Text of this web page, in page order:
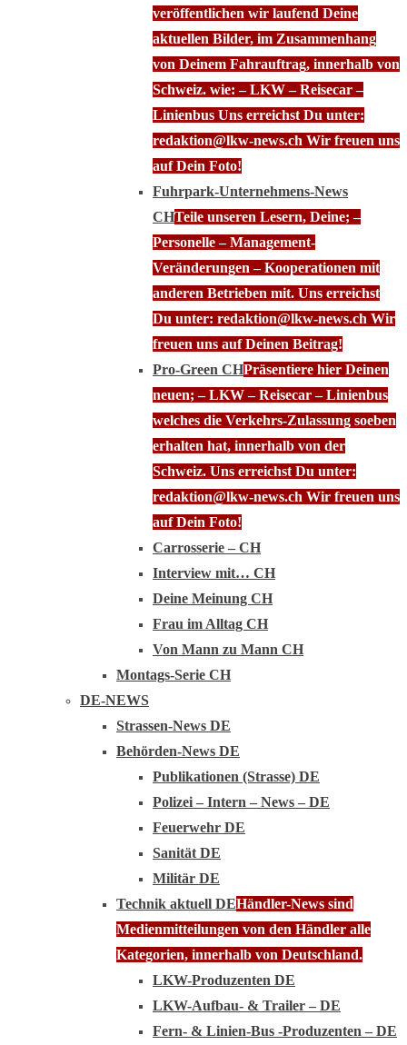
veröffentlichen wir laufend Deine
aktuellen Bilder, im Zusammenhang
von Deinem Fahrauftrag, innerhalb von
Schweiz. wie: – LKW – Reisecar –
Linienbus Uns erreichst Du unter:
redaktion@lkw-news.ch Wir freuen uns
auf Dein Foto!
Fuhrpark-Unternehmens-News
CHTeile unseren Lesern, Deine; –
Personelle – Management-
Veränderungen – Kooperationen mit
anderen Betrieben mit. Uns erreichst
Du unter: redaktion@lkw-news.ch Wir
freuen uns auf Deinen Beitrag!
Pro-Green CHPräsentiere hier Deinen
neuen; – LKW – Reisecar – Linienbus
welches die Verkehrs-Zulassung soeben
erhalten hat, innerhalb von der
Schweiz. Uns erreichst Du unter:
redaktion@lkw-news.ch Wir freuen uns
auf Dein Foto!
Carrosserie – CH
Interview mit… CH
Deine Meinung CH
Frau im Alltag CH
Von Mann zu Mann CH
Montags-Serie CH
DE-NEWS
Strassen-News DE
Behörden-News DE
Publikationen (Strasse) DE
Polizei – Intern – News – DE
Feuerwehr DE
Sanität DE
Militär DE
Technik aktuell DEHändler-News sind
Medienmitteilungen von den Händler alle
Kategorien, innerhalb von Deutschland.
LKW-Produzenten DE
LKW-Aufbau- & Trailer – DE
Fern- & Linien-Bus -Produzenten – DE